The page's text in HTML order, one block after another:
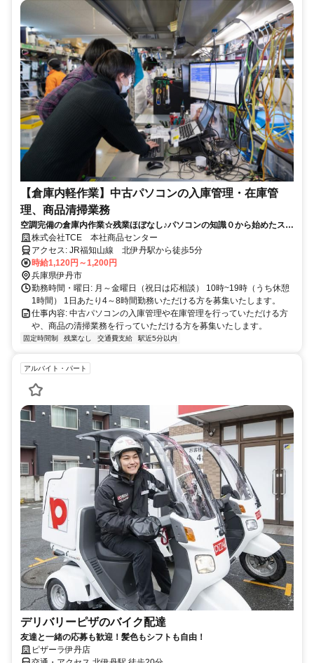
【倉庫内軽作業】中古パソコンの入庫管理・在庫管
理、商品清掃業務
空調完備の倉庫内作業☆残業ほぼなし♪パソコンの知識０から始めたスタ
ッフ多数在籍！ＪＲ北伊丹駅から徒歩５分☆
株式会社TCE 本社商品センター
アクセス: JR福知山線 北伊丹駅から徒歩5分
時給1,120円～1,200円
兵庫県伊丹市
勤務時間・曜日: 月～金曜日（祝日は応相談） 10時~19時（うち休憩
1時間） 1日あたり4～8時間勤務いただける方を募集いたします。
仕事内容: 中古パソコンの入庫管理や在庫管理を行っていただける方
や、商品の清掃業務を行っていただける方を募集いたします。
固定時間制 残業なし 交通費支給 駅近5分以内
アルバイト・パート
デリバリーピザのバイク配達
友達と一緒の応募も歓迎！髪色もシフトも自由！
ピザーラ伊丹店